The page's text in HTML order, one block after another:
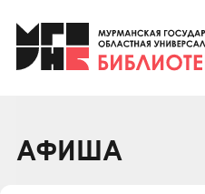
Клуб «Гиря и
Клуб «Семейный
Коллегам
АФИША